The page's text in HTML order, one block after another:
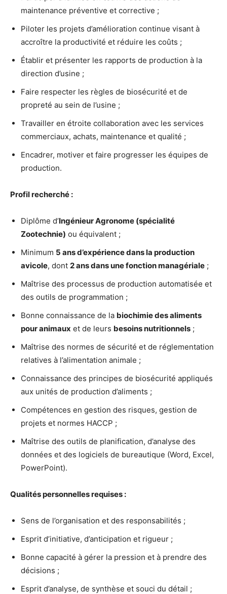
maintenance préventive et corrective ;
Piloter les projets d’amélioration continue visant à
accroître la productivité et réduire les coûts ;
Établir et présenter les rapports de production à la
direction d’usine ;
Faire respecter les règles de biosécurité et de
propreté au sein de l’usine ;
Travailler en étroite collaboration avec les services
commerciaux, achats, maintenance et qualité ;
Encadrer, motiver et faire progresser les équipes de
production.
Profil recherché :
Diplôme d’Ingénieur Agronome (spécialité
Zootechnie) ou équivalent ;
Minimum 5 ans d’expérience dans la production
avicole, dont 2 ans dans une fonction managériale ;
Maîtrise des processus de production automatisée et
des outils de programmation ;
Bonne connaissance de la biochimie des aliments
pour animaux et de leurs besoins nutritionnels ;
Maîtrise des normes de sécurité et de réglementation
relatives à l’alimentation animale ;
Connaissance des principes de biosécurité appliqués
aux unités de production d’aliments ;
Compétences en gestion des risques, gestion de
projets et normes HACCP ;
Maîtrise des outils de planification, d’analyse des
données et des logiciels de bureautique (Word, Excel,
PowerPoint).
Qualités personnelles requises :
Sens de l’organisation et des responsabilités ;
Esprit d’initiative, d’anticipation et rigueur ;
Bonne capacité à gérer la pression et à prendre des
décisions ;
Esprit d’analyse, de synthèse et souci du détail ;